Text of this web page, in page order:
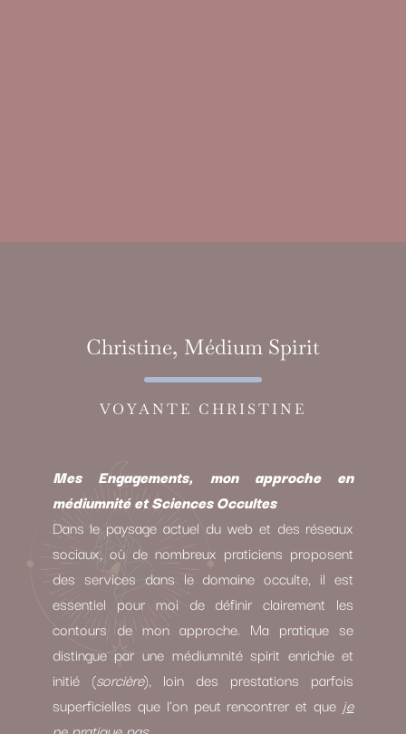
Christine, Médium Spirit
VOYANTE CHRISTINE
Mes Engagements, mon approche en
médiumnité et Sciences Occultes
Dans le paysage actuel du web et des réseaux
sociaux, où de nombreux praticiens proposent
des services dans le domaine occulte, il est
essentiel pour moi de définir clairement les
contours de mon approche. Ma pratique se
distingue par une médiumnité spirit enrichie et
initié (sorcière), loin des prestations parfois
superficielles que l’on peut rencontrer et que je